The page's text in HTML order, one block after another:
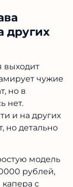
под
других
чат, но в
нет.
и на
но